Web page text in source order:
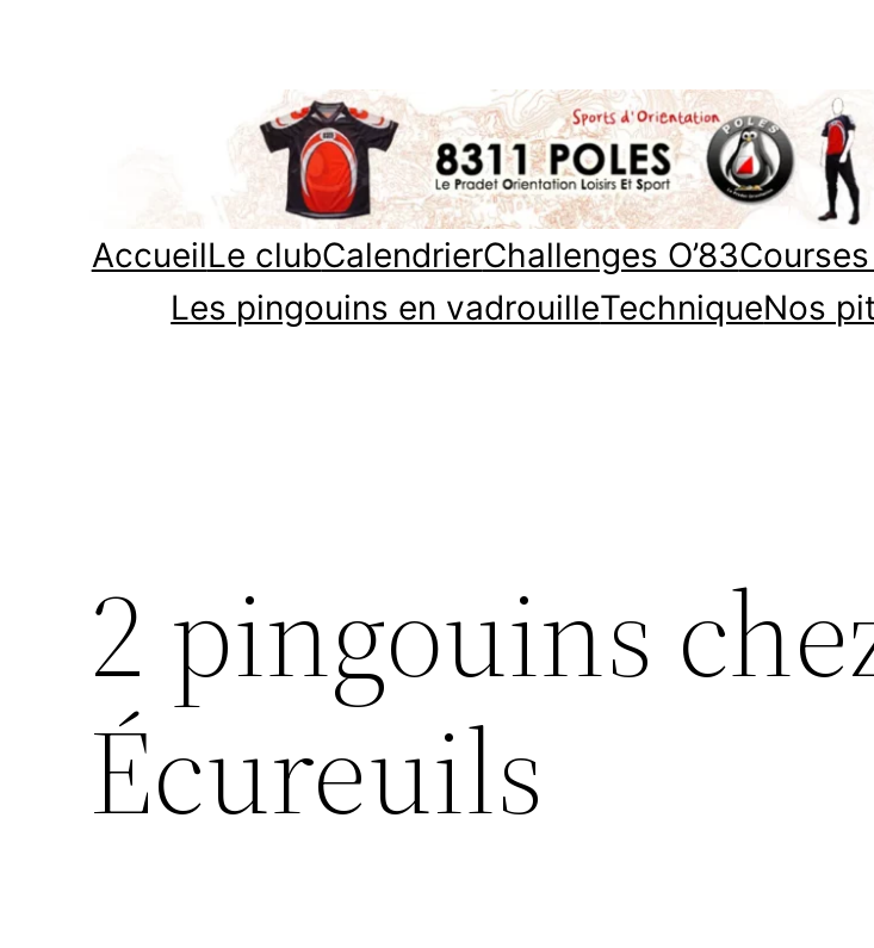
AccueilLe clubCalendrierChallenges O’83
Les pingouins en vadrouilleTechniqueNos
2 pingouins
Écureuils